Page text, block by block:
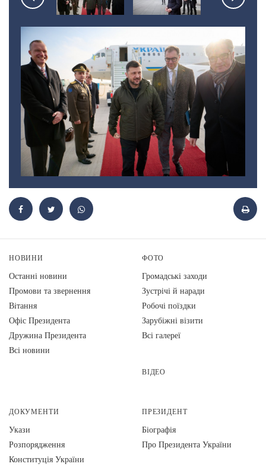
НОВИНИ
Останні новини
Промови та звернення
Вiтання
Офіс Президента
Дружина Президента
Всі новини
ФОТО
Громадські заходи
Зустрічі й наради
Робочі поїздки
Зарубіжні візити
Всі галереї
ВІДЕО
ДОКУМЕНТИ
Укази
Розпорядження
Конституція України
ПРЕЗИДЕНТ
Біографія
Про Президента України